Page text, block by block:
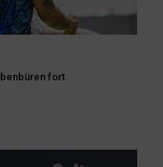
fort